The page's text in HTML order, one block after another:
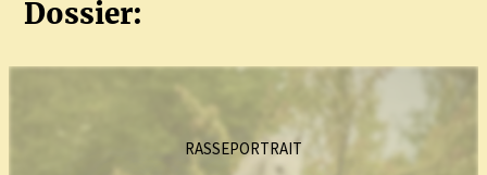
Dossier:
RASSEPORTRAIT